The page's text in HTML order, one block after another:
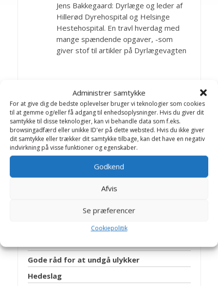
Administrer samtykke
For at give dig de bedste oplevelser bruger vi teknologier som cookies
til at gemme og/eller få adgang til enhedsoplysninger. Hvis du giver dit
samtykke til disse teknologier, kan vi behandle data som f.eks.
browsingadfærd eller unikke ID'er på dette websted. Hvis du ikke giver
dit samtykke eller trækker dit samtykke tilbage, kan det have en negativ
indvirkning på visse funktioner og egenskaber.
Godkend
Afvis
Se præferencer
Cookiepolitik
Jens Bakkegaard: Dyrlæge og leder af
Hillerød Dyrehospital og Helsinge
Hestehospital. En travl hverdag med
mange spændende opgaver, -som
giver stof til artikler på Dyrlægevagten
Artikler Katte Førstehjælp
Benbrud
Blødninger
Drukning
Elektricitet
Gode råd for at undgå ulykker
Hedeslag